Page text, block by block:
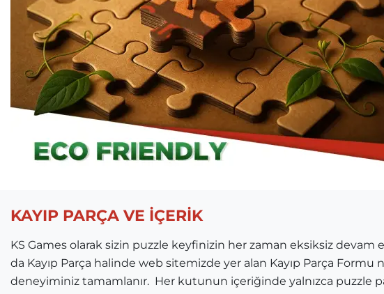
KAYIP PARÇA VE İÇERİK
KS Games olarak sizin puzzle keyfinizin her zaman eksiksiz
da Kayıp Parça halinde web sitemizde yer alan Kayıp Parça Formu
deneyiminiz tamamlanır. Her kutunun içeriğinde yalnızca puzzle